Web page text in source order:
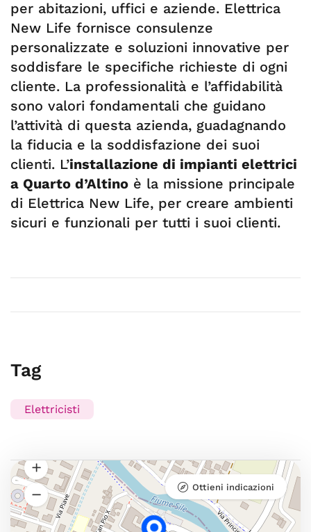
per abitazioni, uffici e aziende. Elettrica
New Life fornisce consulenze
personalizzate e soluzioni innovative per
soddisfare le specifiche richieste di ogni
cliente. La professionalità e l’affidabilità
sono valori fondamentali che guidano
l’attività di questa azienda, guadagnando
la fiducia e la soddisfazione dei suoi
clienti. L’installazione di impianti elettrici
a Quarto d’Altino è la missione principale
di Elettrica New Life, per creare ambienti
sicuri e funzionali per tutti i suoi clienti.
Tag
Elettricisti
Ottieni indicazioni